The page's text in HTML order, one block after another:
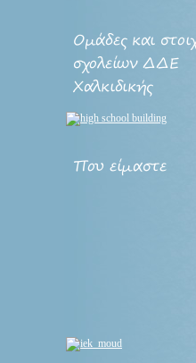
Ομάδεςκαι
σχολείων ΔΔΕ
Χαλκιδικής
Που είμαστε